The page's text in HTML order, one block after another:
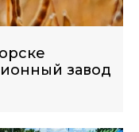
завод